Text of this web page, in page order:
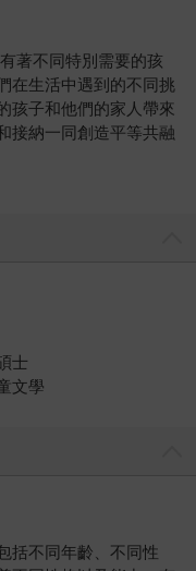
著不同特別需要的孩
在生活中遇到的不同挑
孩子和他們的家人帶來
接納一同創造平等共融
士
文學
括不同年齡、不同性